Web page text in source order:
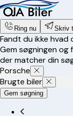
Ring nu Skriv
Fandt du ikke hvad
Gem søgningen og
der matcher din
Porsche
Brugte biler
Gem søgning